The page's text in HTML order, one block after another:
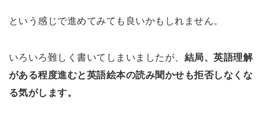
という感じで進めてみても良いかもしれません。
いろいろ難しく書いてしまいましたが、 結局、英語理解
がある程度進むと英語絵本の読み聞かせも拒否しなくな
る気がします。